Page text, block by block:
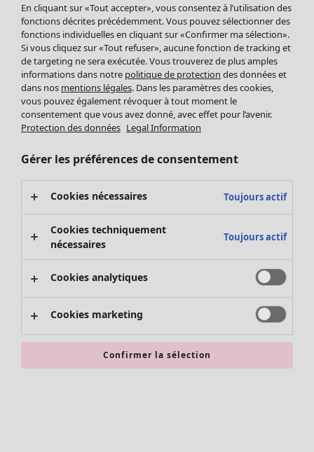
Leggings et collants
Accessoires
Chaussures
Vêtements de bain
Basics
Soldes Mobilier
Bonnes affaires déco
Décoration
Textiles
Tapis
Éponge
Promos SOLDES
Les promos de Gudrun Sjödén
Nouvel arrivage
Bonnes affaires en soldes - jusqu'à -70
En cliquant sur «Tout accepter», vous consentez à l’utilisation des
fonctions décrites précédemment. Vous pouvez sélectionner des
fonctions individuelles en cliquant sur «Confirmer ma sélection».
Si vous cliquez sur «Tout refuser», aucune fonction de tracking et
de targeting ne sera exécutée. Vous trouverez de plus amples
informations dans notre politique de protection des données et
dans nos mentions légales. Dans les paramètres des cookies,
vous pouvez également révoquer à tout moment le
consentement que vous avez donné, avec effet pour l’avenir.
Protection des données Legal Information
Gérer les préférences de consentement
Cookies nécessaires Toujours actif
Cookies techniquement
nécessaires
Toujours actif
Cookies analytiques
Cookies marketing
Confirmer la sélection